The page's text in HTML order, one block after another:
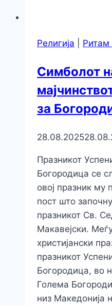
Религија Ритам
Симболот
за
28.08.2025
Празникот
Богородица се
овој празник му
пост што
празникот Св.
Макавејски.
христијански
празникот
Богородица, во
Голема
низ Македонија